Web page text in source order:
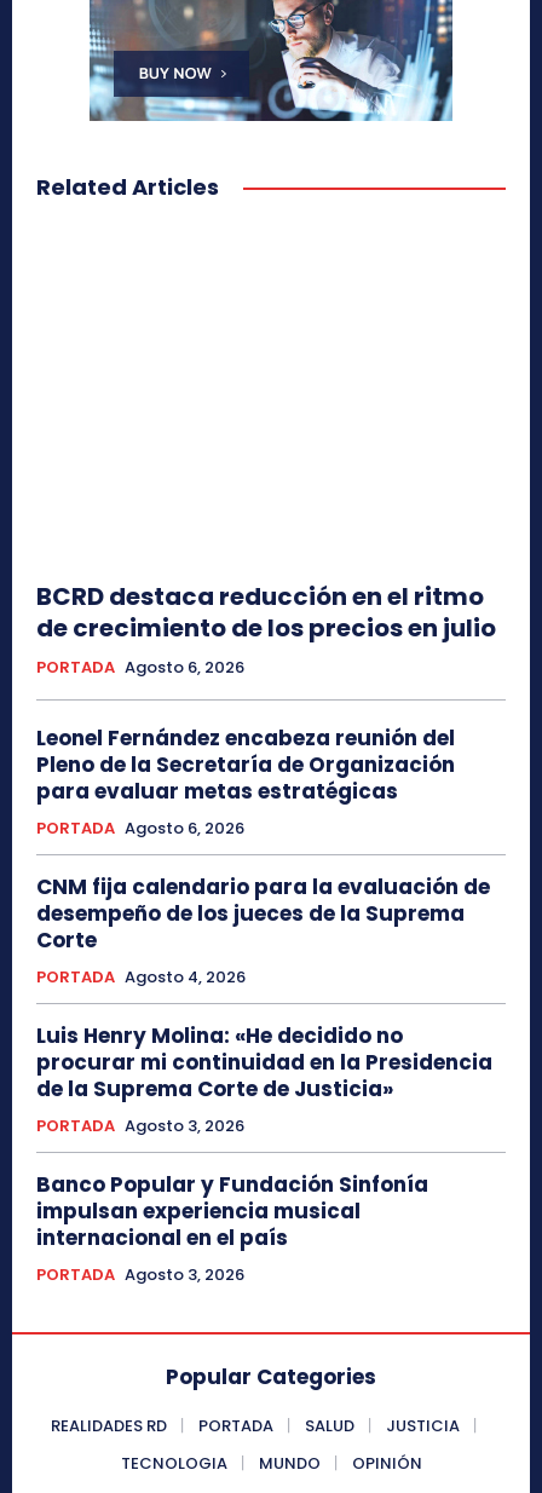
Related Articles
BCRD destaca reducción en el ritmo
de crecimiento de los precios en julio
PORTADA Agosto 6, 2026
Leonel Fernández encabeza reunión del
Pleno de la Secretaría de Organización
para evaluar metas estratégicas
PORTADA Agosto 6, 2026
CNM fija calendario para la evaluación de
desempeño de los jueces de la Suprema
Corte
PORTADA Agosto 4, 2026
Luis Henry Molina: «He decidido no
procurar mi continuidad en la Presidencia
de la Suprema Corte de Justicia»
PORTADA Agosto 3, 2026
Banco Popular y Fundación Sinfonía
impulsan experiencia musical
internacional en el país
PORTADA Agosto 3, 2026
Popular Categories
REALIDADES RD PORTADA SALUD
JUSTICIA
TECNOLOGIA
MUNDO OPINIÓN